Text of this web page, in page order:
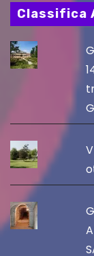
Classifica